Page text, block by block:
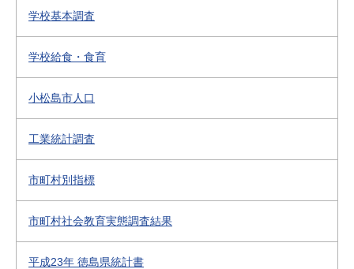
学校基本調査
学校給食・食育
小松島市人口
工業統計調査
市町村別指標
市町村社会教育実態調査結果
平成23年 徳島県統計書